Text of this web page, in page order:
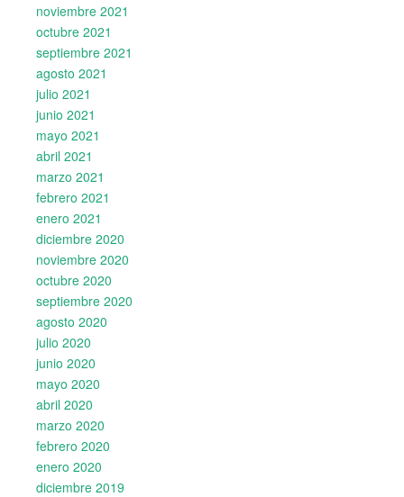
noviembre 2021
octubre 2021
septiembre 2021
agosto 2021
julio 2021
junio 2021
mayo 2021
abril 2021
marzo 2021
febrero 2021
enero 2021
diciembre 2020
noviembre 2020
octubre 2020
septiembre 2020
agosto 2020
julio 2020
junio 2020
mayo 2020
abril 2020
marzo 2020
febrero 2020
enero 2020
diciembre 2019